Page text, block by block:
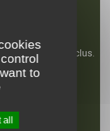
8 au 23 août inclus.
vacances !
to